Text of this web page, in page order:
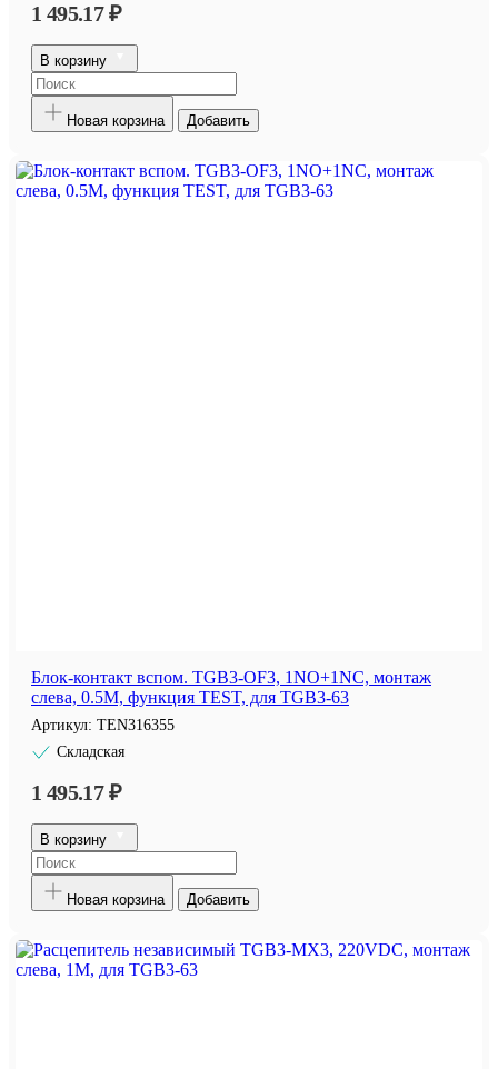
1 495.17 ₽
В корзину
Новая корзина Добавить
Блок-контакт вспом. TGB3-OF3, 1NO+1NC, монтаж
слева, 0.5M, функция TEST, для TGB3-63
Артикул: TEN316355
Складская
1 495.17 ₽
В корзину
Новая корзина Добавить